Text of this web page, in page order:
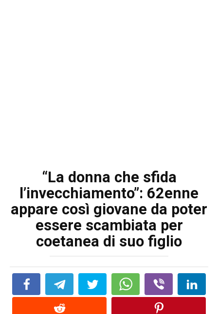
“La donna che sfida
l’invecchiamento”: 62enne
appare così giovane da poter
essere scambiata per
coetanea di suo figlio